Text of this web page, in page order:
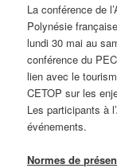
La conférence de
Polynésie
lundi 30 mai au
conférence du
lien avec le
CETOP sur les
Les participants à
événements.
Normes de